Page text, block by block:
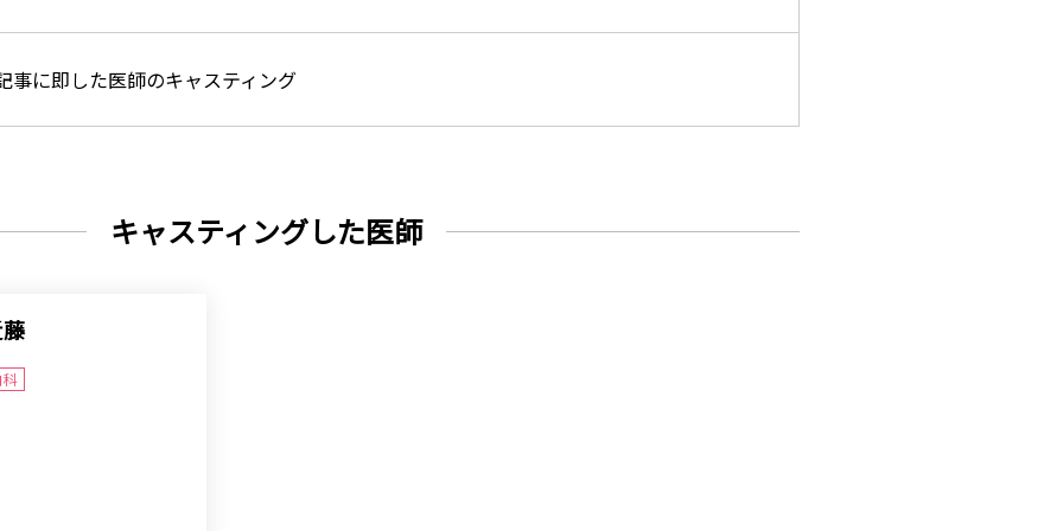
事に即した医師のキャスティング
キャスティングした医師